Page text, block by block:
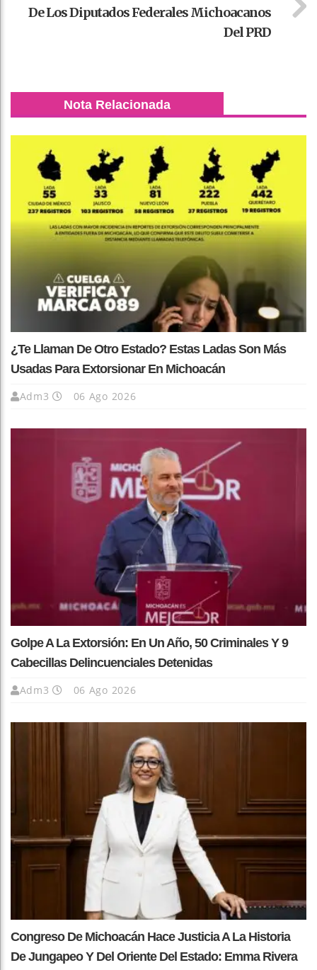
De Los Diputados Federales Michoacanos
Del PRD
Nota Relacionada
¿Te Llaman De Otro Estado? Estas Ladas Son Más
Usadas Para Extorsionar En Michoacán
Adm3 06 Ago 2026
Golpe A La Extorsión: En Un Año, 50 Criminales Y 9
Cabecillas Delincuenciales Detenidas
Adm3 06 Ago 2026
Congreso De Michoacán Hace Justicia A La Historia
De Jungapeo Y Del Oriente Del Estado: Emma Rivera